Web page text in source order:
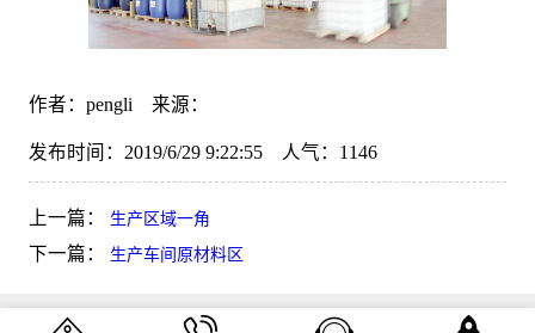
作者：pengli 来源：
发布时间：2019/6/29 9:22:55 人气： 1146
上一篇： 生产区域一角
下一篇： 生产车间原材料区